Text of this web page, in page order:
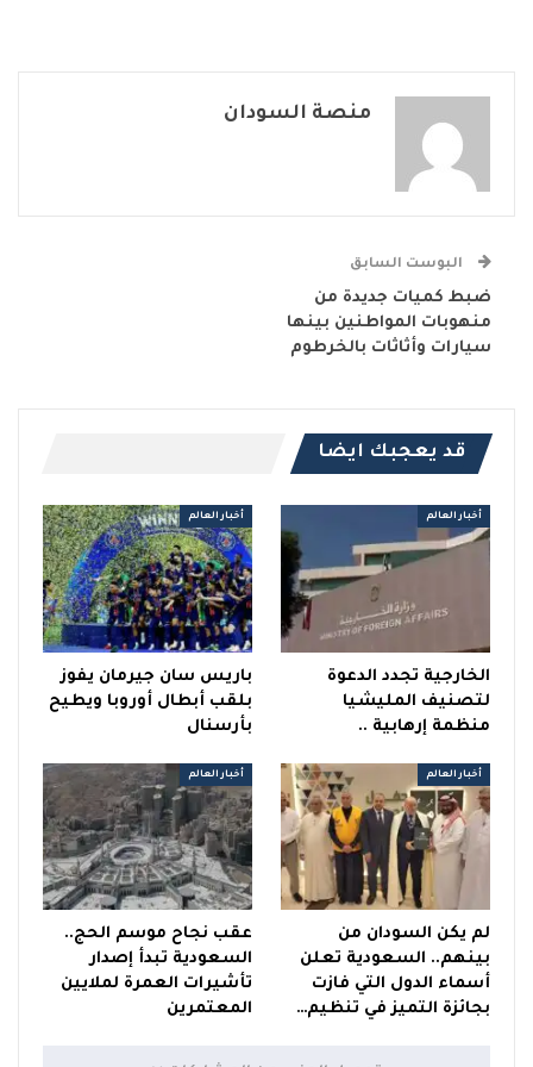
منصة السودان
البوست السابق
ضبط كميات جديدة من
منهوبات المواطنين بينها
سيارات وأثاثات بالخرطوم
قد يعجبك ايضا
أخبار العالم
الخارجية تجدد الدعوة
لتصنيف المليشيا
منظمة إرهابية ..
أخبار العالم
باريس سان جيرمان يفوز
بلقب أبطال أوروبا ويطيح
بأرسنال
أخبار العالم
لم يكن السودان من
بينهم.. السعودية تعلن
أسماء الدول التي فازت
بجائزة التميز في تنظيم…
أخبار العالم
عقب نجاح موسم الحج..
السعودية تبدأ إصدار
تأشيرات العمرة لملايين
المعتمرين